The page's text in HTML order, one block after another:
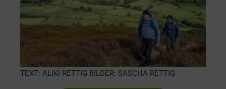
TEXT: ALIKI RETTIG BILDER: SASCHA RETTIG